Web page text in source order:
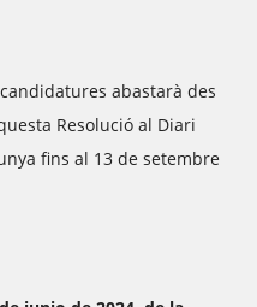
abastarà des
Resolució al Diari
fins al 13 de setembre